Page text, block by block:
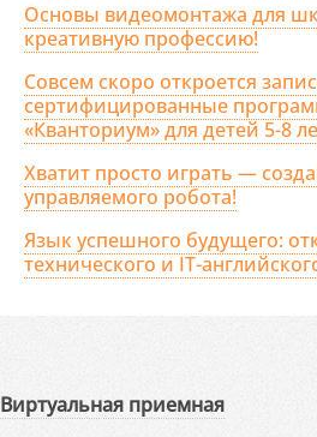
Основы видеомонтажа для
креативную профессию!
Совсем скоро откроется
сертифицированные
«Кванториум» для детей 5-8
Хватит просто играть —
управляемого робота!
Язык успешного будущего:
технического и IT-
Виртуальная приемная